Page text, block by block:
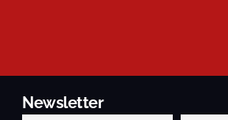
Newsletter